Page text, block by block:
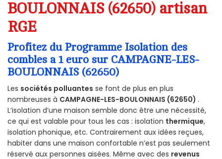
BOULONNAIS (62650) artisan
RGE
Profitez du Programme Isolation des
combles a 1 euro sur CAMPAGNE-LES-
BOULONNAIS (62650)
Les sociétés polluantes se font de plus en plus
nombreuses à CAMPAGNE-LES-BOULONNAIS (62650) .
L’isolation d’une maison semble donc être une nécessité,
ce qui est valable pour tous les cas : isolation thermique,
isolation phonique, etc. Contrairement aux idées reçues,
habiter dans une maison confortable n’est pas seulement
réservé aux personnes aisées. Même avec des revenus